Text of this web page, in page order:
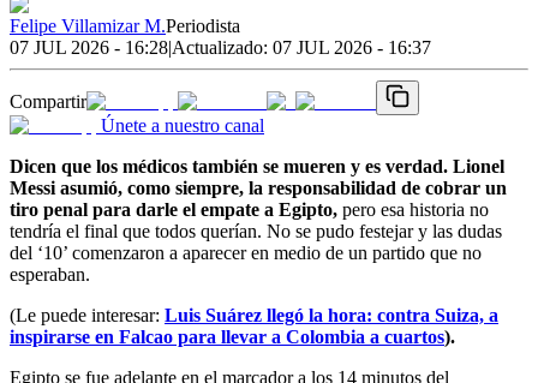
Felipe Villamizar M.Periodista
07 JUL 2026 - 16:28|Actualizado: 07 JUL 2026 - 16:37
Compartir
Únete a nuestro canal
Dicen que los médicos también se mueren y es verdad. Lionel
Messi asumió, como siempre, la responsabilidad de cobrar un
tiro penal para darle el empate a Egipto, pero esa historia no
tendría el final que todos querían. No se pudo festejar y las dudas
del ‘10’ comenzaron a aparecer en medio de un partido que no
esperaban.
(Le puede interesar: Luis Suárez llegó la hora: contra Suiza, a
inspirarse en Falcao para llevar a Colombia a cuartos).
Egipto se fue adelante en el marcador a los 14 minutos del